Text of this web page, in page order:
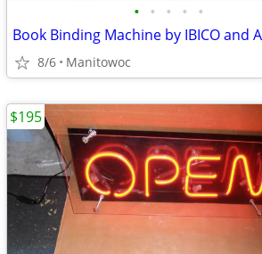
• • • • •
8/6 Manitowoc
$195